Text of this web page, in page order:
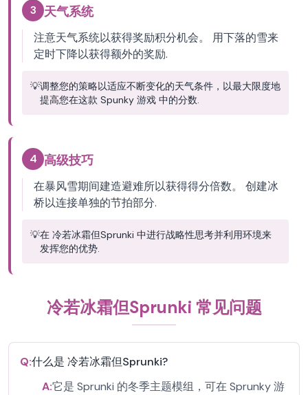
3 天气系统
注意天气系统以获得奖励积分机会。 用下落的雪来
定时下降以获得额外的奖励.
💡调整您的策略以适应不断变化的天气条件，以最大限度地
提高您在这款 Spunky 游戏 中的分数.
4 高级技巧
在暴风雪期间建造避难所以获得得分倍数。 创建冰
桥以连接单独的节拍部分.
💡在 冷若冰霜但Sprunki 中进行战略性思考并利用环境来
发挥您的优势.
冷若冰霜但Sprunki 常见问题
Q:什么是 冷若冰霜但Sprunki?
A:它是 Sprunki 的冬季主题模组，可在 Sprunky 游